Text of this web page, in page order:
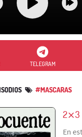
TELEGRAM
#MASCARAS
2⨯3
En